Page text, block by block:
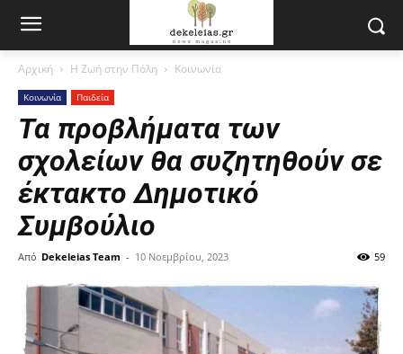
Αρχική Η Ζωή στην Πόλη Κοινωνία
Κοινωνία Παιδεία
Τα προβλήματα των
σχολείων θα συζητηθούν σε
έκτακτο Δημοτικό
Συμβούλιο
Από Dekeleias Team - 10 Νοεμβρίου, 2023 59